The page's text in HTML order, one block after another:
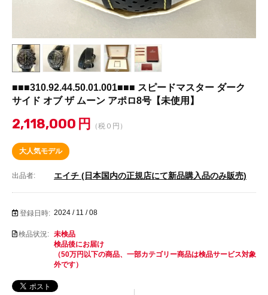
■■■310.92.44.50.01.001■■■ スピードマスター ダーク
サイド オブ ザ ムー ン アポロ8号【未使用】
2,118,000 円 （税０円）
大人気モデル
出品者: エイチ (日本国内の正規店にて新品購入品のみ販売)
登録日時: 2024 / 11 / 08
検品状況: 未検品
検品後にお届け
（50万円以下の商品、一部カテゴリー商品は検品サービス対象
外です）